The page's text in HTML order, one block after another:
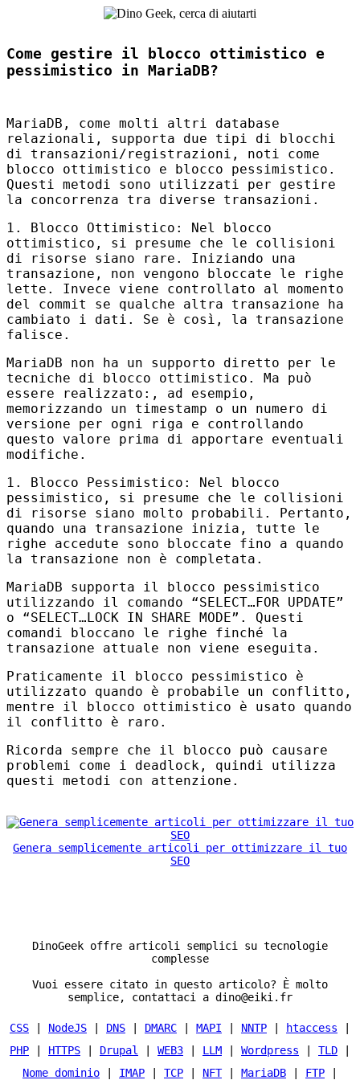
Come gestire il blocco ottimistico e
pessimistico in MariaDB?
MariaDB, come molti altri database
relazionali, supporta due tipi di blocchi
di transazioni/registrazioni, noti come
blocco ottimistico e blocco pessimistico.
Questi metodi sono utilizzati per gestire
la concorrenza tra diverse transazioni.
1. Blocco Ottimistico: Nel blocco
ottimistico, si presume che le collisioni
di risorse siano rare. Iniziando una
transazione, non vengono bloccate le righe
lette. Invece viene controllato al momento
del commit se qualche altra transazione ha
cambiato i dati. Se è così, la transazione
falisce.
MariaDB non ha un supporto diretto per le
tecniche di blocco ottimistico. Ma può
essere realizzato:, ad esempio,
memorizzando un timestamp o un numero di
versione per ogni riga e controllando
questo valore prima di apportare eventuali
modifiche.
1. Blocco Pessimistico: Nel blocco
pessimistico, si presume che le collisioni
di risorse siano molto probabili. Pertanto,
quando una transazione inizia, tutte le
righe accedute sono bloccate fino a quando
la transazione non è completata.
MariaDB supporta il blocco pessimistico
utilizzando il comando “SELECT…FOR UPDATE”
o “SELECT…LOCK IN SHARE MODE”. Questi
comandi bloccano le righe finché la
transazione attuale non viene eseguita.
Praticamente il blocco pessimistico è
utilizzato quando è probabile un conflitto,
mentre il blocco ottimistico è usato quando
il conflitto è raro.
Ricorda sempre che il blocco può causare
problemi come i deadlock, quindi utilizza
questi metodi con attenzione.
Genera semplicemente articoli per ottimizzare il tuo
SEO
DinoGeek offre articoli semplici su tecnologie
complesse
Vuoi essere citato in questo articolo? È molto
semplice, contattaci a dino@eiki.fr
CSS NodeJS DNS DMARC MAPI NNTP htaccess
PHP
HTTPS Drupal WEB3 LLM Wordpress TLD
Nome dominio
IMAP TCP NFT| MariaDB FTP